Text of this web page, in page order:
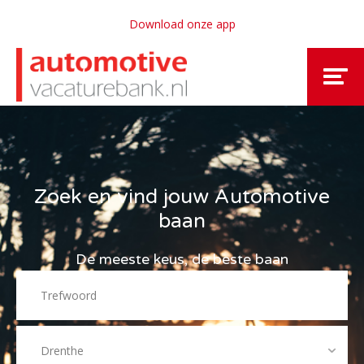
Download onze app
Zoek en vind jouw Automotive
baan
De meeste keus, de beste baan